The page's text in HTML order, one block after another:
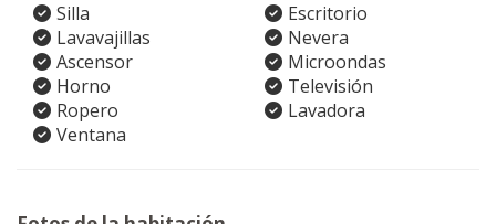
Silla
Escritorio
Lavavajillas
Nevera
Ascensor
Microondas
Horno
Televisión
Ropero
Lavadora
Ventana